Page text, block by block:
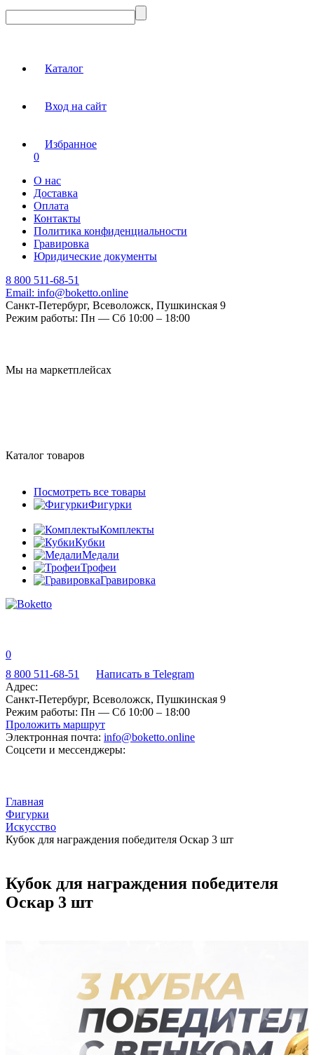
Каталог
Вход на сайт
Избранное
0
О нас
Доставка
Оплата
Контакты
Политика конфиденциальности
Гравировка
Юридические документы
8 800 511-68-51
Email: info@boketto.online
Санкт-Петербург, Всеволожск, Пушкинская 9
Режим работы: Пн — Сб 10:00 – 18:00
Мы на маркетплейсах
Каталог товаров
Посмотреть все товары
Фигурки
Комплекты
Кубки
Медали
Трофеи
Гравировка
0
8 800 511-68-51
Написать в Telegram
Адрес:
Санкт-Петербург, Всеволожск, Пушкинская 9
Режим работы: Пн — Сб 10:00 – 18:00
Проложить маршрут
Электронная почта: info@boketto.online
Соцсети и мессенджеры:
Главная
Фигурки
Искусство
Кубок для награждения победителя Оскар 3 шт
Кубок для награждения победителя
Оскар 3 шт